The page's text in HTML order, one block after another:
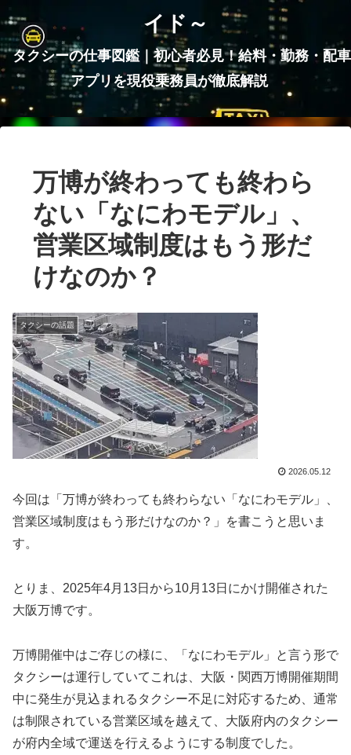
イド～
タクシーの仕事図鑑｜初心者必見！給料・勤務・配車
アプリを現役乗務員が徹底解説
万博が終わっても終わら
ない「なにわモデル」、
営業区域制度はもう形だ
けなのか？
タクシーの話題
2026.05.12
今回は「万博が終わっても終わらない「なにわモデル」、
営業区域制度はもう形だけなのか？」を書こうと思いま
す。
とりま、2025年4月13日から10月13日にかけ開催された
大阪万博です。
万博開催中はご存じの様に、「なにわモデル」と言う形で
タクシーは運行していてこれは、大阪・関西万博開催期間
中に発生が見込まれるタクシー不足に対応するため、通常
は制限されている営業区域を越えて、大阪府内のタクシー
が府内全域で運送を行えるようにする制度でした。